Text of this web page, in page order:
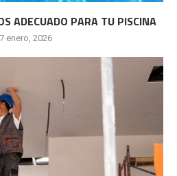
ADECUADO PARA TU PISCINA
enero, 2026